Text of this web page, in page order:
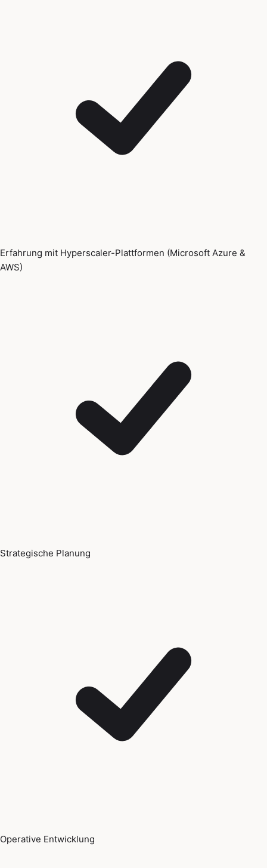
Erfahrung mit Hyperscaler-Plattformen (Microsoft Azure &
AWS)
Strategische Planung
Operative Entwicklung